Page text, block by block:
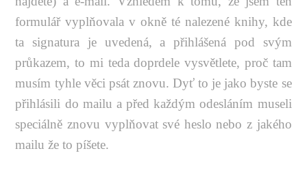
formulář vyplňovala v okně té nalezené knihy, kde
ta signatura je uvedená, a přihlášená pod svým
průkazem, to mi teda doprdele vysvětlete, proč tam
musím tyhle věci psát znovu. Dyť to je jako byste se
přihlásili do mailu a před každým odesláním museli
speciálně znovu vyplňovat své heslo nebo z jakého
mailu že to píšete.